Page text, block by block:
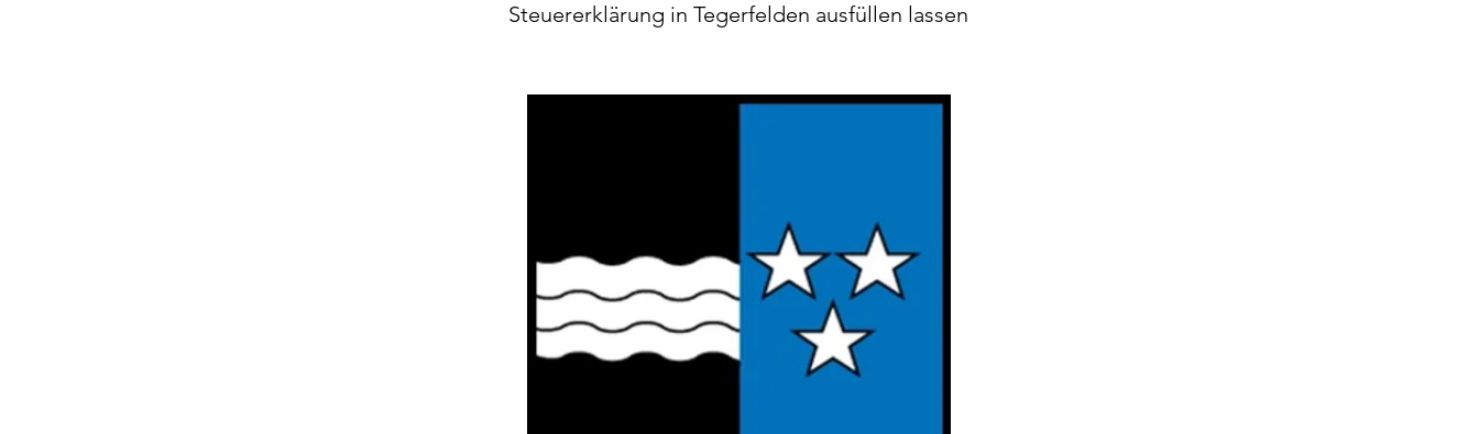
Steuererklärung in Tegerfelden ausfüllen lassen